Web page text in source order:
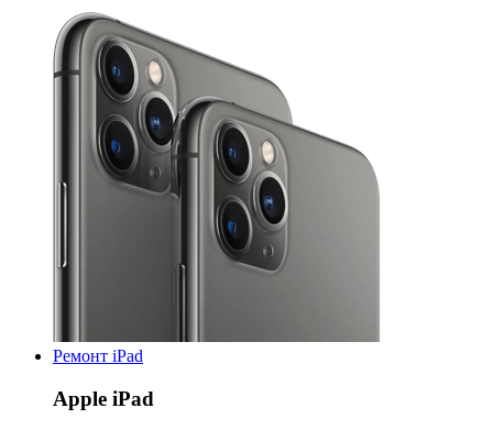
Ремонт iPad
Apple iPad